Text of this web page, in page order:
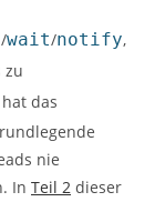
/wait/notify,
zu
das
nie
In Teil 2 dieser